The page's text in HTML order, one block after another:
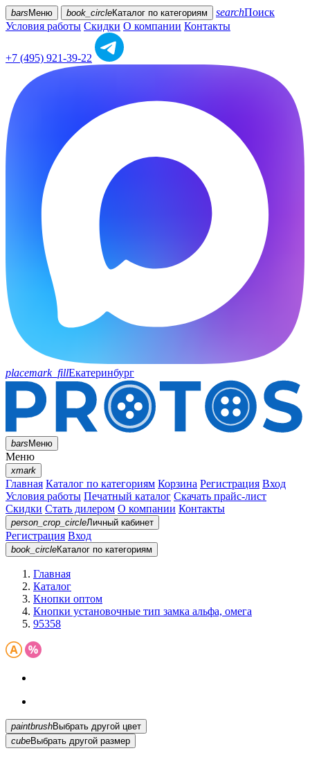
bars Меню book_circleКаталог по категориям searchПоиск
Условия работы Скидки О компании Контакты
+7 (495) 921-39-22
placemark_fillЕкатеринбург
barsМеню
Меню
xmark
Главная Каталог по категориям Корзина Регистрация Вход
Условия работы Печатный каталог Скачать прайс-лист
Скидки Стать дилером О компании Контакты
person_crop_circleЛичный кабинет
Регистрация Вход
book_circleКаталог по категориям
Главная
Каталог
Кнопки оптом
Кнопки установочные тип замка альфа, омега
95358
paintbrush
Выбрать другой цвет
cubeВыбрать другой размер